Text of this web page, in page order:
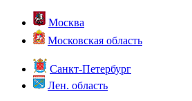
Москва
Московская область
Санкт-Петербург
Лен. область